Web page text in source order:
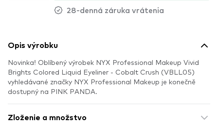
28-denná záruka vrátenia
Opis výrobku
Novinka! Oblíbený výrobek NYX Professional Makeup Vivid
Brights Colored Liquid Eyeliner - Cobalt Crush (VBLL05)
vyhledávané značky NYX Professional Makeup je konečně
dostupný na PINK PANDA.
Zloženie a množstvo